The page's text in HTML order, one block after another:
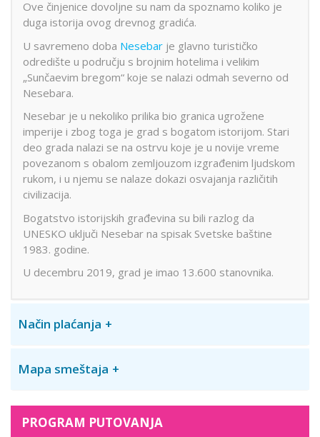
Ove činjenice dovoljne su nam da spoznamo koliko je
duga istorija ovog drevnog gradića.
U savremeno doba Nesebar je glavno turističko
odredište u području s brojnim hotelima i velikim
„Sunčaevim bregom“ koje se nalazi odmah severno od
Nesebara.
Nesebar je u nekoliko prilika bio granica ugrožene
imperije i zbog toga je grad s bogatom istorijom. Stari
deo grada nalazi se na ostrvu koje je u novije vreme
povezanom s obalom zemljouzom izgrađenim ljudskom
rukom, i u njemu se nalaze dokazi osvajanja različitih
civilizacija.
Bogatstvo istorijskih građevina su bili razlog da
UNESKO uključi Nesebar na spisak Svetske baštine
1983. godine.
U decembru 2019, grad je imao 13.600 stanovnika.
Način plaćanja
Mapa smeštaja
PROGRAM PUTOVANJA